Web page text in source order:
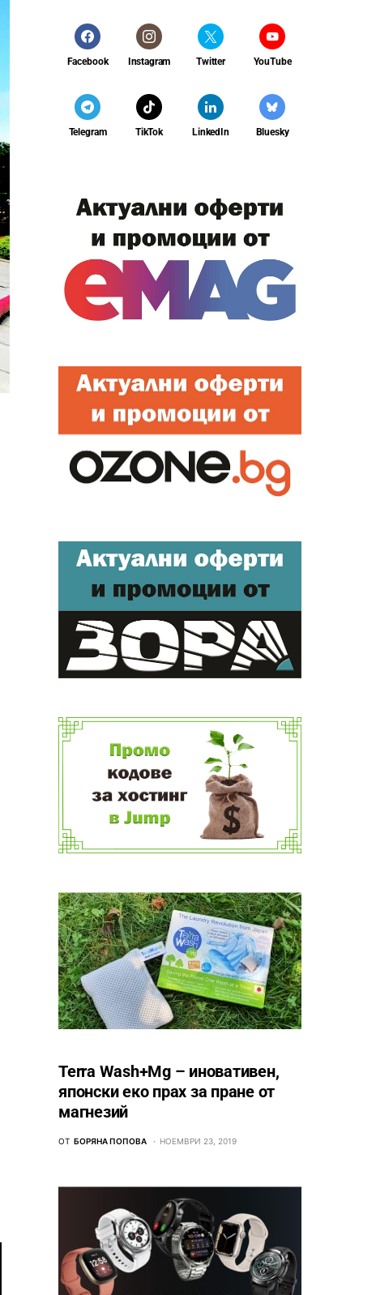
Facebook Instagram Twitter YouTube
Telegram TikTok LinkedIn Bluesky
Terra Wash+Mg – иновативен,
японски еко прах за пране от
магнезий
ОТ БОРЯНА ПОПОВА НОЕМВРИ 23, 2019